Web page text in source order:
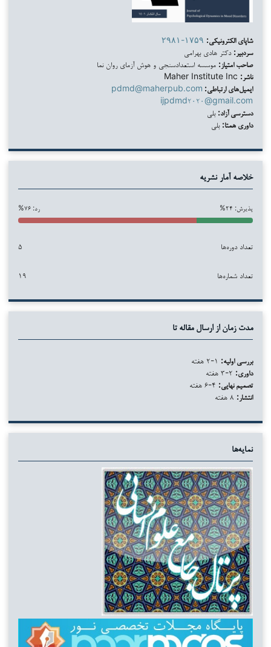
شاپای الکترونیکی: ۲۹۸۱-۱۷۵۹
سردبیر: دکتر هادی بهرامی
صاحب امتیاز: موسسه استعدادسنجی و هوش آزمای روان نما
ناشر:
ایمیل‌های ارتباطی: pdmd@maherpub.com
ijpdmd۲۰۲۰@gmail.com
دسترسی آزاد: بلی
داوری همتا: بلی
خلاصه آمار نشریه
پذیرش: ۲۴% رد: ۷۶%
تعداد دوره‌ها ۵
تعداد شماره‌ها ۱۹
مدت زمان از ارسال مقاله تا
بررسی اولیه:
داوری:
تصمیم نهایی:
انتشار:
نمایه‌ها